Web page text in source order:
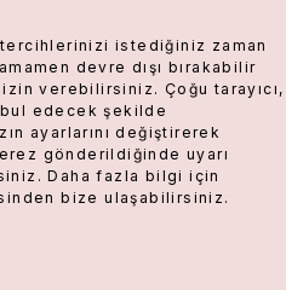
tercihlerinizi istediğiniz zaman
devre dışı bırakabilir
verebilirsiniz. Çoğu tarayıcı,
edecek şekilde
ayarlarını değiştirerek
gönderildiğinde uyarı
Daha fazla bilgi için
bize ulaşabilirsiniz.